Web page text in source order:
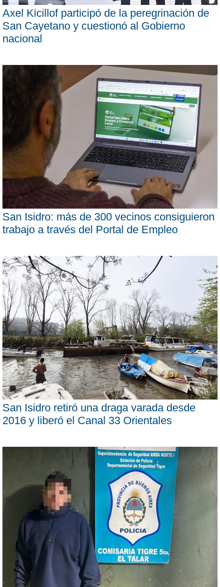
Axel Kicillof participó de la peregrinación de
San Cayetano y cuestionó al Gobierno
nacional
San Isidro: más de 300 vecinos consiguieron
trabajo a través del Portal de Empleo
San Isidro retiró una draga varada desde
2016 y liberó el Canal 33 Orientales